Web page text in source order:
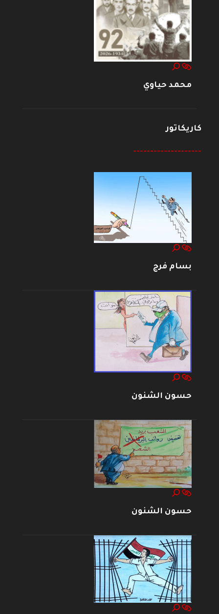
محمد حياوي
كاريكاتور
--------------------
بسام فرج
حسون الشنون
حسون الشنون